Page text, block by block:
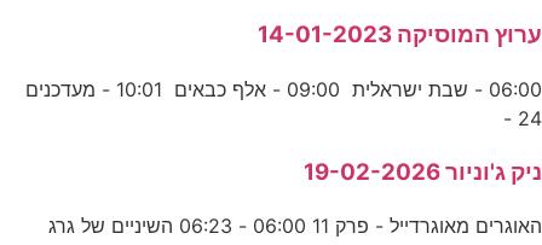
ערוץ המוסיקה 14-01-2023
06:00 - שבת ישראלית 09:00 - אלף כבאים 10:01 - מעדכנים
24 -
ניק ג'וניור 19-02-2026
האוגרים מאוגרדייל - פרק 11 06:00 - 06:23 השיניים של גרג